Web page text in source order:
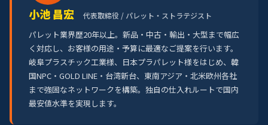
小池 昌宏 代表取締役 / パレット・ストラテジスト
パレット業界歴20年以上。新品・中古・輸出・大型まで幅広
く対応し、お客様の用途・予算に最適なご提案を行います。
岐阜プラスチック工業様、日本プラパレット様をはじめ、韓
国NPC・GOLD LINE・台湾新台、東南アジア・北米欧州各社
まで強固なネットワークを構築。独自の仕入れルートで国内
最安値水準を実現します。